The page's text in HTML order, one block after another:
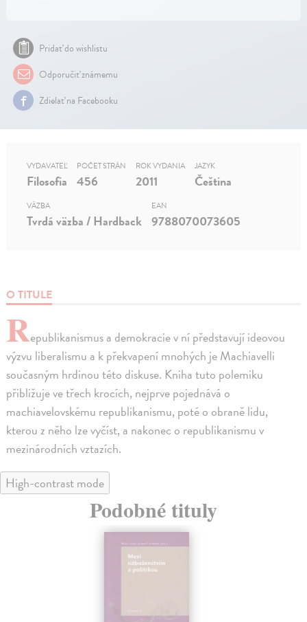
Pridať do wishlistu
Odporučiť známemu
Zdielať na Facebooku
O TITULE
Republikanismus a demokracie v ní představují ideovou
výzvu liberalismu a k překvapení mnohých je Machiavelli
současným hrdinou této diskuse. Kniha tuto polemiku
přibližuje ve třech krocích, nejprve pojednává o
machiavelovskému republikanismu, poté o obraně lidu,
kterou z něho lze vyčíst, a nakonec o republikanismu v
mezinárodních vztazích.
VYDAVATEĽ
Filosofia
POČET STRÁN
456
ROK VYDANIA
2011
JAZYK
Čeština
VÄZBA
Tvrdá väzba / Hardback
EAN
9788070073605
High-contrast mode
Podobné tituly